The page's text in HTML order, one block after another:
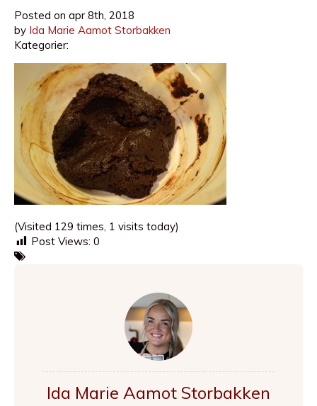
Posted on apr 8th, 2018
by Ida Marie Aamot Storbakken
Kategorier:
(Visited 129 times, 1 visits today)
Post Views: 0
Ida Marie Aamot Storbakken